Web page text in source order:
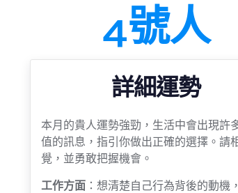
4號人
詳細運勢
本月的貴人運勢強勁，生活中會出現許
值的訊息，指引你做出正確的選擇。請
覺，並勇敢把握機會。
工作方面 ：想清楚自己行為背後的動機